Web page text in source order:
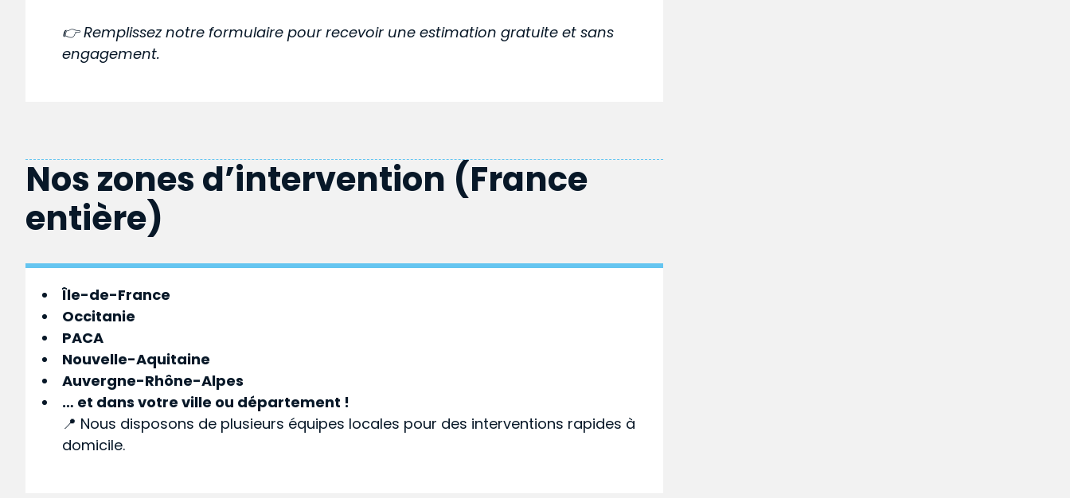
👉 Remplissez notre formulaire pour recevoir une estimation gratuite et sans
engagement.
Nos zones d’intervention (France
entière)
Île-de-France
Occitanie
PACA
Nouvelle-Aquitaine
Auvergne-Rhône-Alpes
… et dans votreville ou département !
📍 Nous disposons de plusieurs équipes locales pour des interventions rapides à
domicile.